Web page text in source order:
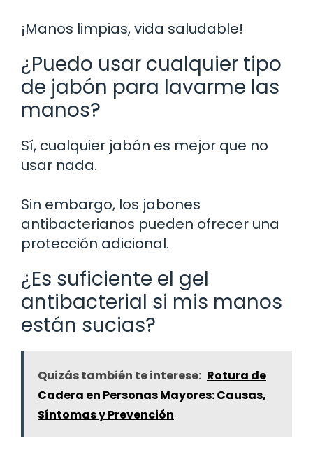
¡Manos limpias, vida saludable!
¿Puedo usar cualquier tipo
de jabón para lavarme las
manos?
Sí, cualquier jabón es mejor que no
usar nada.
Sin embargo, los jabones
antibacterianos pueden ofrecer una
protección adicional.
¿Es suficiente el gel
antibacterial si mis manos
están sucias?
Quizás también te interese: Rotura de
Cadera en Personas Mayores: Causas,
Síntomas y Prevención